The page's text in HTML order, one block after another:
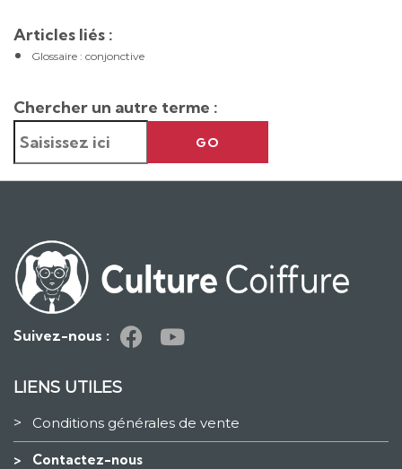
Articles liés :
Glossaire : conjonctive
Chercher un autre terme :
GO
Suivez-nous :
LIENS UTILES
> Conditions générales de vente
> Contactez-nous